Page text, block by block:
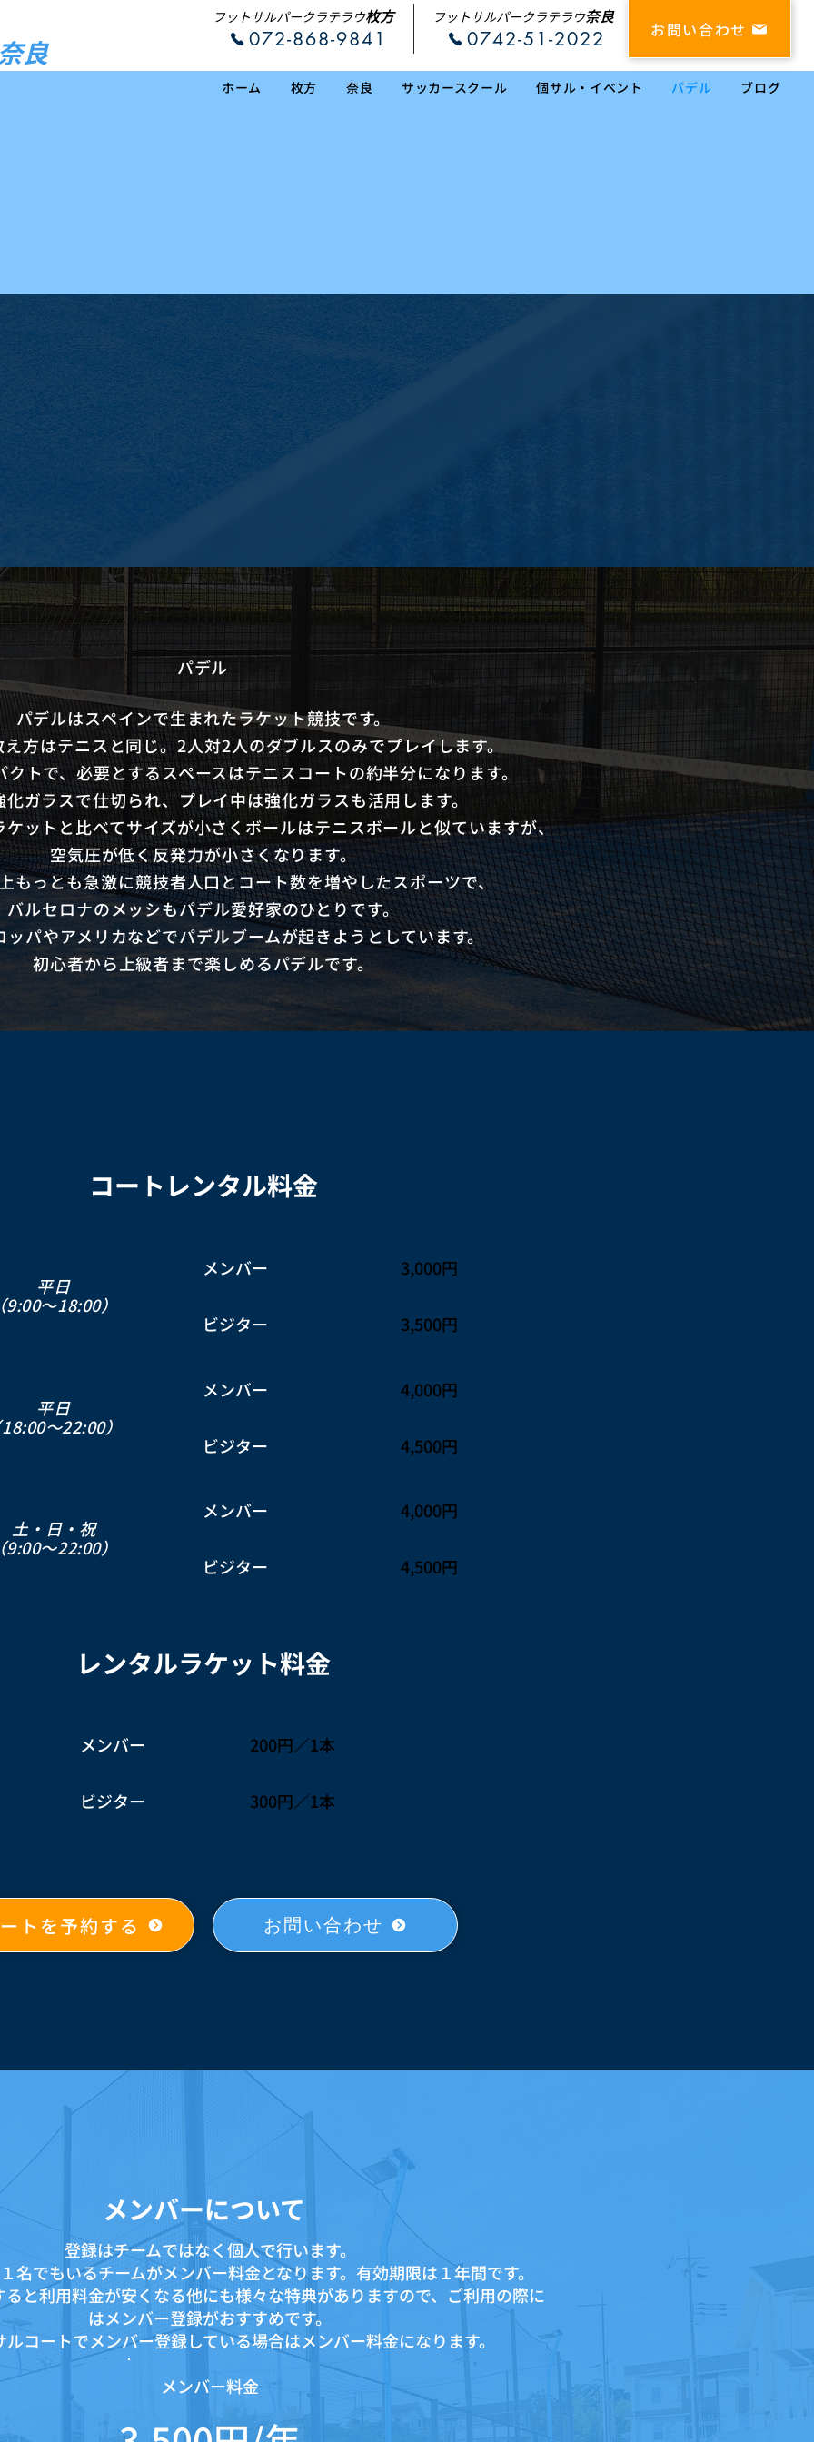
良
フットサルパークラテラウ枚方
072-868-9841
フットサルパークラテラウ奈良
0742-51-2022 お問い合わせ
ホーム 枚方 奈良 サッカースクール 個サル・イベント パデル ブログ
パデル
パデルはスペインで生まれたラケット競技です。
方はテニスと同じ。2人対2人のダブルスのみでプレイします。
トで、必要とするスペースはテニスコートの約半分になります。
ガラスで仕切られ、プレイ中は強化ガラスも活用します。
ットと比べてサイズが小さくボールはテニスボールと似ていますが、
空気圧が低く反発力が小さくなります。
もっとも急激に競技者人口とコート数を増やしたスポーツで、
バルセロナのメッシもパデル愛好家のひとりです。
ッパやアメリカなどでパデルブームが起きようとしています。
初心者から上級者まで楽しめるパデルです。
コートレンタル料金
平日
9:00〜18:00）
​メンバー 3,000円
ビジター 3,500円
平日
〜22:00）
​メンバー 4,000円
ビジター 4,500円
土・日・祝
9:00～22:00）
​メンバー 4,000円
ビジター 4,500円
レンタルラケット料金
​200円／1本
300円／1本
ビジター
​メンバー
トを予約する お問い合わせ
メンバーについて
登録はチームではなく個人で行います。
名でもいるチームがメンバー料金となります。有効期限は１年間です。
と利用料金が安くなる他にも様々な特典がありますので、ご利用の際に
はメンバー登録がおすすめです。
コートでメンバー登録している場合はメンバー料金になります。
​メンバー料金